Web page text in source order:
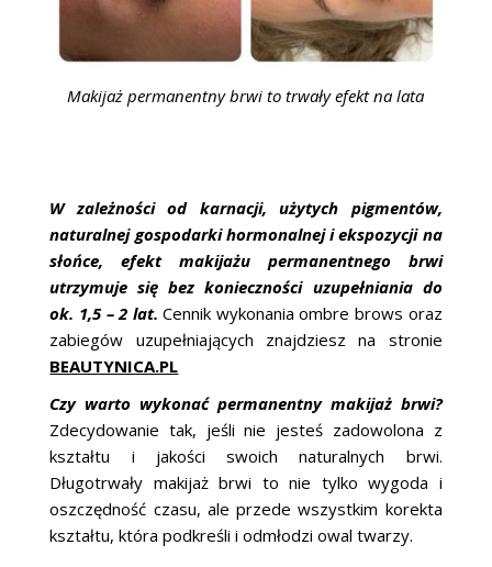
Makijaż permanentny brwi to trwały efekt na lata
W zależności od karnacji, użytych pigmentów,
naturalnej gospodarki hormonalnej i ekspozycji na
słońce, efekt makijażu permanentnego brwi
utrzymuje się bez konieczności uzupełniania do
ok. 1,5 – 2 lat. Cennik wykonania ombre brows oraz
zabiegów uzupełniających znajdziesz na stronie
BEAUTYNICA.PL
Czy warto wykonać permanentny makijaż brwi?
Zdecydowanie tak, jeśli nie jesteś zadowolona z
kształtu i jakości swoich naturalnych brwi.
Długotrwały makijaż brwi to nie tylko wygoda i
oszczędność czasu, ale przede wszystkim korekta
kształtu, która podkreśli i odmłodzi owal twarzy.